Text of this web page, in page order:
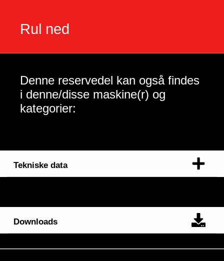
Rul ned
Denne reservedel kan også findes
i denne/disse maskine(r) og
kategorier:
Tekniske data
Downloads